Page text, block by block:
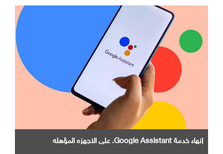
إنهاء خدمة Google Assistant. علي الاجهزه المؤهله